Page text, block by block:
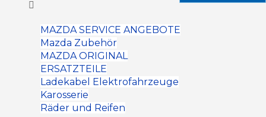
MAZDA SERVICE ANGEBOTE
Mazda Zubehör
MAZDA ORIGINAL
ERSATZTEILE
Ladekabel Elektrofahrzeuge
Karosserie
Räder und Reifen